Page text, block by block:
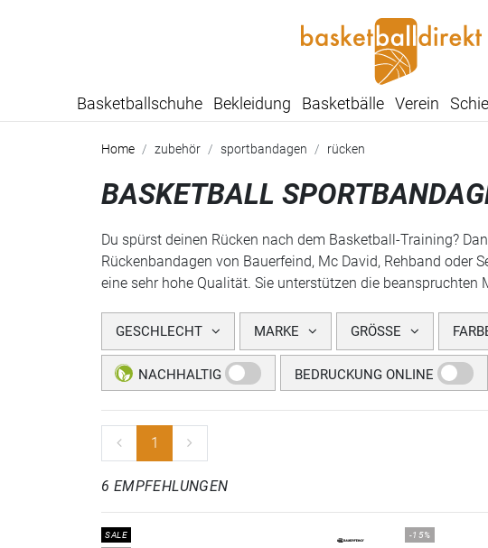
Basketballschuhe Bekleidung Basketbälle Verein
Home zubehör sportbandagen rücken
BASKETBALL
Du spürst deinen Rücken nach dem Basketball-Training?
Rückenbandagen von Bauerfeind, Mc David, Rehband oder
eine sehr hohe Qualität. Sie unterstützen die
GESCHLECHT MARKE GRÖSSE
NACHHALTIG BEDRUCKUNG ONLINE
1
6 EMPFEHLUNGEN
SALE
-15%